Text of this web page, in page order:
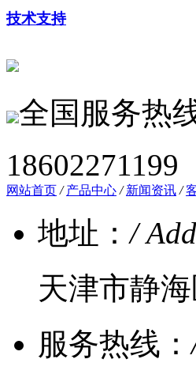
技术支持
全国服务热
18602271199
网站首页 / 产品中心 / 新闻资讯 /
地址：/
天津市静
服务热线：